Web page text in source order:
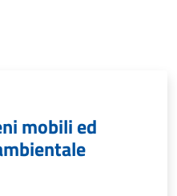
mobili ed